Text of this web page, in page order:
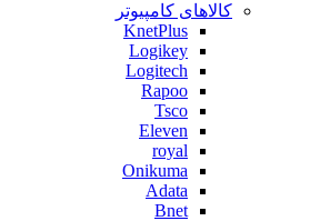
کالاهای کامپیوتر
KnetPlus
Logikey
Logitech
Rapoo
Tsco
Eleven
royal
Onikuma
Adata
Bnet